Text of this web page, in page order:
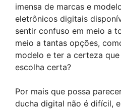
imensa de marcas e
eletrônicos digitais
sentir confuso em meio a
meio a tantas opções,
modelo e ter a certeza
escolha certa?
Por mais que possa
ducha digital não é difícil,